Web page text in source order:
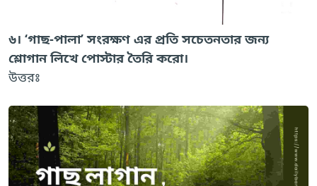
৬। ‘গাছ-পালা’ সংরক্ষণ এর প্রতি সচেতনতার জন্য
শ্লোগান লিখে পোস্টার তৈরি করো।
উত্তরঃ